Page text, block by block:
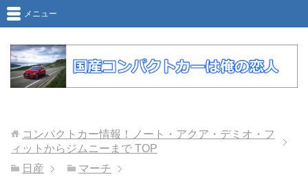
メニュー
コンパクトカー情報！ノート・アクア・デミオ・フ
ィットからジムニーまで TOP
日産
マーチ